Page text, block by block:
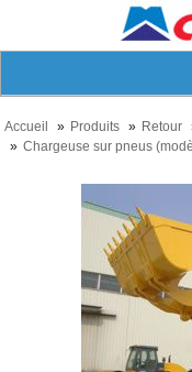
Accueil Produits Retour
Chargeuse sur pneus